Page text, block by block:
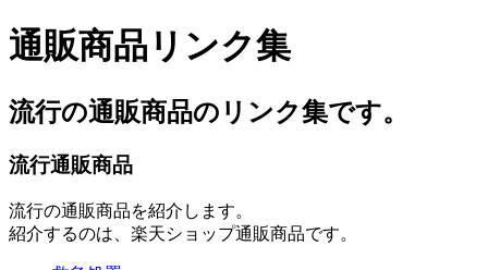
通販商品リンク集
流行の通販商品のリンク集です。
流行通販商品
流行の通販商品を紹介します。
紹介するのは、楽天ショップ通販商品です。